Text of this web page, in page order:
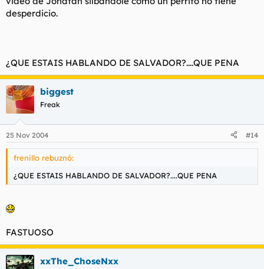
desperdicio.
¿QUE ESTAIS HABLANDO DE SALVADOR?....QUE PENA
biggest
Freak
25 Nov 2004 #14
frenillo rebuznó:
¿QUE ESTAIS HABLANDO DE SALVADOR?....QUE PENA
FASTUOSO
xxThe_ChoseNxx